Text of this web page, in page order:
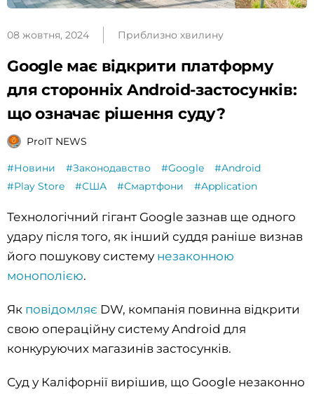
08 жовтня, 2024 Приблизно хвилину
Google має відкрити платформу
для сторонніх Android-застосунків:
що означає рішення суду?
ProIT NEWS
#Новини #Законодавство #Google
#Android
#Play Store
#США #Смартфони #Application
Технологічний гігант Google зазнав ще одного
удару після того, як інший суддя раніше визнав
його пошукову систему незаконною
монополією.
Як повідомляє DW, компанія повинна відкрити
свою операційну систему Android для
конкуруючих магазинів застосунків.
Суд у Каліфорнії вирішив, що Google незаконно